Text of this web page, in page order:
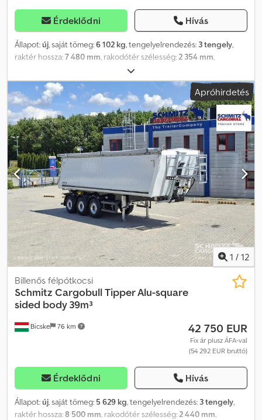
Érdeklődni Hívás
Állapot:új, saját tömeg:6 102 kg, tengelyelrendezés: 3 tengely,
raktér hossza:7 480 mm, rakodótér szélesség:2 354 mm,
, rakodótér térfogata:
felfüggesztés:levegő, abroncs méret:385/65 R22,5, Gyártási év:
2026
, Felszereltség:ABS, Saját tömeg: 6102 kg, Raktér (H x Sz x M):
7 480 mm x 2 354 mm x 1 560 mm Cjdpjzh Rvpefx Afwsrf
Gumiabroncs méret: 385/65 R22.5, Raktér térfogata: 26 m³, 1.
tengely: , 2. tengely: , 3. tengely: , Légrugózás, Hátsó aláfutásgátló,
Első emelőtengely: 170-250 bar, Billenő hidraulika, Önbeálló
(szintező) felfüggesztés: Automatikus süllyesztés billentéskor,
Elektronikus fékrendszer (EBS), Ingó hátfal, Ponyvás tető, Feljáró
platform, Hidraulikus munkahenger (nagynyomású), 1x15 és 2x7 tűs
csatlakozó, Antispray, Az összes elérhető jármű áttekintését
megtalálja weboldalunkon. Finanszírozásra van szüksége? Egyedi
finanszírozási megoldásokat, teljes körű szervizszerződéseket és
telematikai szolgáltatásokat kínálunk. Személyesen is szívesen
állunk rendelkezésére.
Apróhirdetés
1 / 12
Bicske 76 km
Billenős félpótkocsi
Schmitz CargobullTipper Alu-square
sided body 39m³
42 750 EUR
Fix ár plusz ÁFA-val
(54 292 EUR bruttó)
Érdeklődni Hívás
Állapot:új, saját tömeg: 5 629 kg, tengelyelrendezés: 3 tengely,
raktér hossza:8 500 mm , rakodótér szélesség: 2 440 mm